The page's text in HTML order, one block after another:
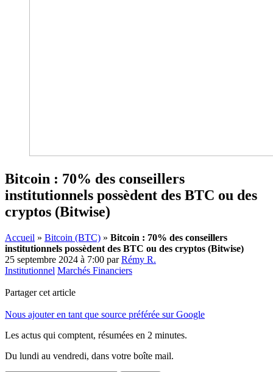
Bitcoin : 70% des conseillers
institutionnels possèdent des BTC ou des
cryptos (Bitwise)
Accueil » Bitcoin (BTC) » Bitcoin : 70% des conseillers
institutionnels possèdent des BTC ou des cryptos (Bitwise)
25 septembre 2024 à 7:00 parRémy R.
Institutionnel Marchés Financiers
Partager cet article
Nous ajouter en tant que source préférée sur Google
Les actus qui comptent, résumées en 2 minutes.
Du lundi au vendredi, dans votre boîte mail.